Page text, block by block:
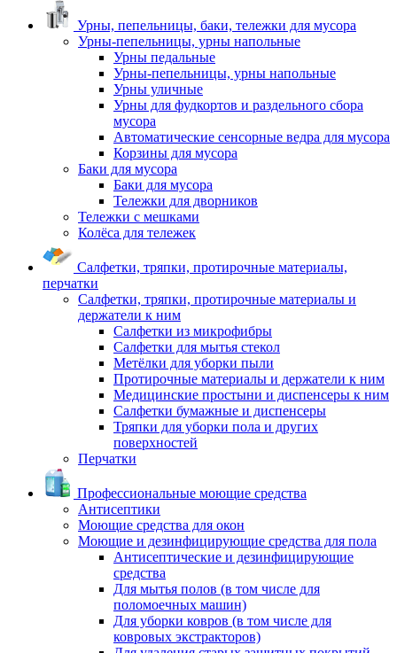
Урны, пепельницы, баки, тележки для мусора
Урны-пепельницы, урны напольные
Урны педальные
Урны-пепельницы, урны напольные
Урны уличные
Урны для фудкортов и раздельного сбора
мусора
Автоматические сенсорные ведра для мусора
Корзины для мусора
Баки для мусора
Баки для мусора
Тележки для дворников
Тележки с мешками
Колёса для тележек
Салфетки, тряпки, протирочные материалы,
перчатки
Салфетки, тряпки, протирочные материалы и
держатели к ним
Салфетки из микрофибры
Салфетки для мытья стекол
Метёлки для уборки пыли
Протирочные материалы и держатели к ним
Медицинские простыни и диспенсеры к ним
Салфетки бумажные и диспенсеры
Тряпки для уборки пола и других
поверхностей
Перчатки
Профессиональные моющие средства
Антисептики
Моющие средства для окон
Моющие и дезинфицирующие средства для пола
Антисептические и дезинфицирующие
средства
Для мытья полов (в том числе для
поломоечных машин)
Для уборки ковров (в том числе для
ковровых экстракторов)